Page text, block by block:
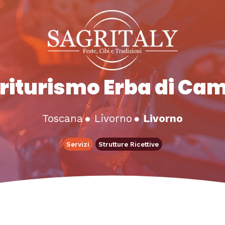
Erba di
Toscana● Livorno ●Livorno
Servizi Strutture Ricettive